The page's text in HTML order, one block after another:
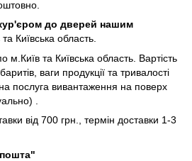
до дверей нашим
Київська область.
м.Київ та Київська область. Вартість
ваги продукції та тривалості
послуга вивантаження на поверх
.
від 700 грн., термін доставки 1-3